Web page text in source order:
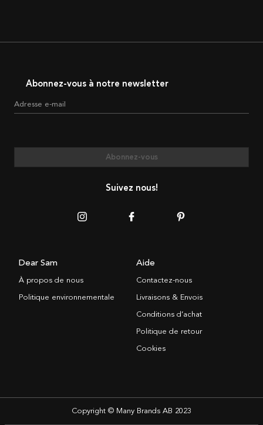
Abonnez-vous à notre newsletter
Adresse e-mail
Abonnez-vous
Suivez nous!
Dear Sam
À propos de nous
Politique environnementale
Aide
Contactez-nous
Livraisons & Envois
Conditions d’achat
Politique de retour
Cookies
Copyright © Many Brands AB 2023